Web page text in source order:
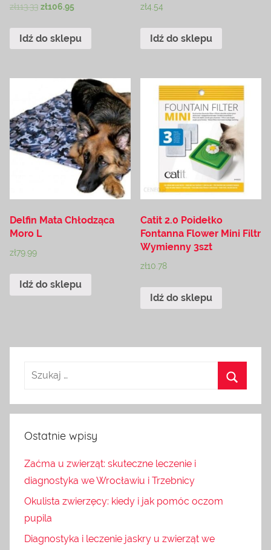
zł113.33 zł106.95
Idź do sklepu
zł4.54
Idź do sklepu
Delfin Mata Chłodząca
Moro L
zł79.99
Idź do sklepu
Catit 2.0 Poidełko
Fontanna Flower Mini Filtr
Wymienny 3szt
zł10.78
Idź do sklepu
Ostatnie wpisy
Zaćma u zwierząt: skuteczne leczenie i
diagnostyka we Wrocławiu i Trzebnicy
Okulista zwierzęcy: kiedy i jak pomóc oczom
pupila
Diagnostyka i leczenie jaskry u zwierząt we